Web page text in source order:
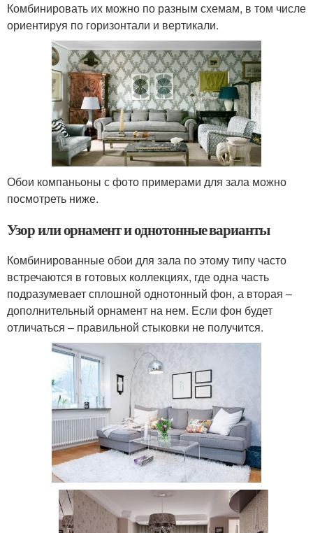
Комбинировать их можно по разным схемам, в том числе
ориентируя по горизонтали и вертикали.
Обои компаньоны с фото примерами для зала можно
посмотреть ниже.
Узор или орнамент и однотонные варианты
Комбинированные обои для зала по этому типу часто
встречаются в готовых коллекциях, где одна часть
подразумевает сплошной однотонный фон, а вторая –
дополнительный орнамент на нем. Если фон будет
отличаться – правильной стыковки не получится.